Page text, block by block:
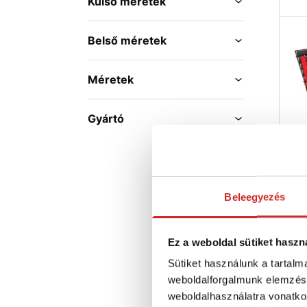
Beleegyezés
Ez a weboldal sütiket
Sütiket használunk a
weboldalforgalmunk
weboldalhasználatra
Belső méretek
Méretek
Gyártó